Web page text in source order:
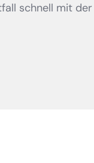
schnell mit